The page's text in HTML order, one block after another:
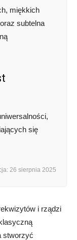
miękkich
subtelna
się
26 sierpnia 2025
i rządzi
stworzyć